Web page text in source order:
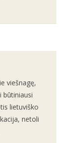
viešnagę,
būtiniausi
lietuviško
netoli